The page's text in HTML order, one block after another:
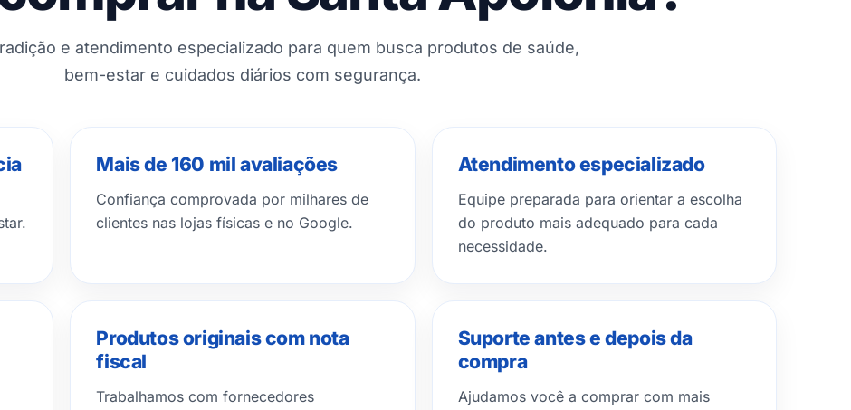
e atendimento especializado para quem busca produtos de saúde,
bem-estar e cuidados diários com segurança.
Mais de 160 mil avaliações
Confiança comprovada por milhares de
clientes nas lojas físicas e no Google.
Atendimento especializado
Equipe preparada para orientar a escolha
do produto mais adequado para cada
necessidade.
Produtos originais com nota
fiscal
Trabalhamos com fornecedores
Suporte antes e depois da
compra
Ajudamos você a comprar com mais